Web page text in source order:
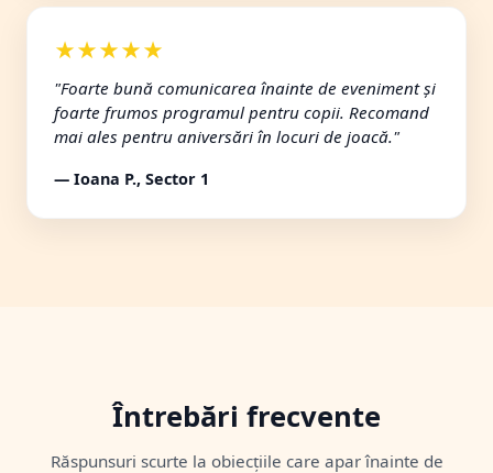
★★★★★
"Foarte bună comunicarea înainte de eveniment și
foarte frumos programul pentru copii. Recomand
mai ales pentru aniversări în locuri de joacă."
— Ioana P., Sector 1
Întrebări frecvente
Răspunsuri scurte la obiecțiile care apar înainte de